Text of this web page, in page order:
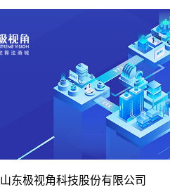
- 视觉算法提供商 智能化升级 -
山东极视角科技股份有限公司